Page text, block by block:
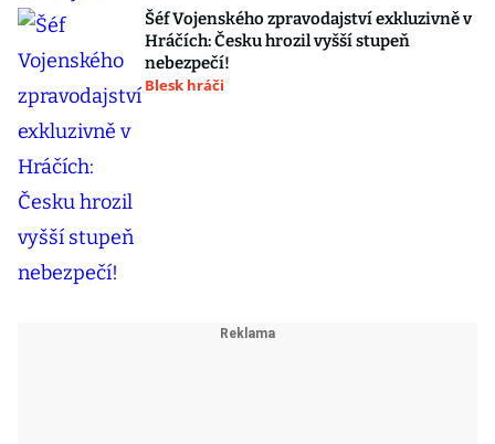
Šéf Vojenského zpravodajství exkluzivně v
Hráčích: Česku hrozil vyšší stupeň
nebezpečí!
Blesk hráči